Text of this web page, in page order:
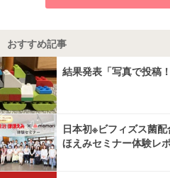
おすすめ記事
結果発表「写真で投稿
日本初※ビフィズス菌
ほえみセミナー体験レ